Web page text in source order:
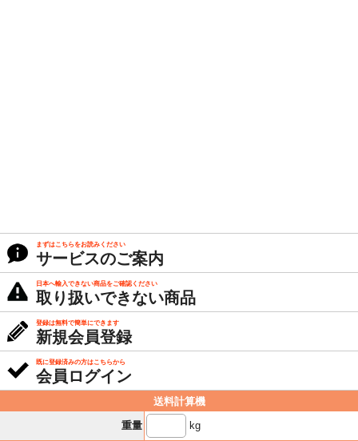
まずはこちらをお読みください
サービスのご案内
日本へ輸入できない商品をご確認ください
取り扱いできない商品
登録は無料で簡単にできます
新規会員登録
既に登録済みの方はこちらから
会員ログイン
送料計算機
重量
kg